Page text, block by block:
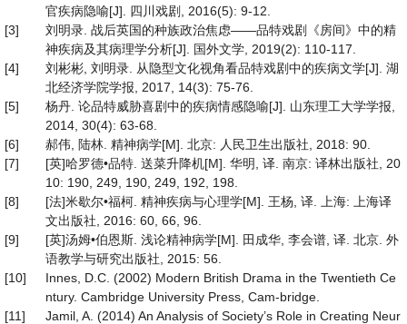
官疾病隐喻[J]. 四川戏剧, 2016(5): 9-12.
[3]
刘明录. 战后英国的种族政治焦虑——品特戏剧《房间》中的精
神疾病及其病理学分析[J]. 国外文学, 2019(2): 110-117.
[4]
刘彬彬, 刘明录. 从隐型文化视角看品特戏剧中的疾病文学[J]. 湖
北经济学院学报, 2017, 14(3): 75-76.
[5]
杨丹. 论品特威胁喜剧中的疾病情感隐喻[J]. 山东理工大学学报,
2014, 30(4): 63-68.
[6]
郝伟, 陆林. 精神病学[M]. 北京: 人民卫生出版社, 2018: 90.
[7]
[英]哈罗德•品特. 送菜升降机[M]. 华明, 译. 南京: 译林出版社, 20
10: 190, 249, 190, 249, 192, 198.
[8]
[法]米歇尔•福柯. 精神疾病与心理学[M]. 王杨, 译. 上海: 上海译
文出版社, 2016: 60, 66, 96.
[9]
[英]汤姆•伯恩斯. 浅论精神病学[M]. 田成华, 李会谱, 译. 北京. 外
语教学与研究出版社, 2015: 56.
[10]
Innes, D.C. (2002) Modern British Drama in the Twentieth Ce
ntury. Cambridge University Press, Cam-bridge.
[11]
Jamil, A. (2014) An Analysis of Society’s Role in Creating Neur